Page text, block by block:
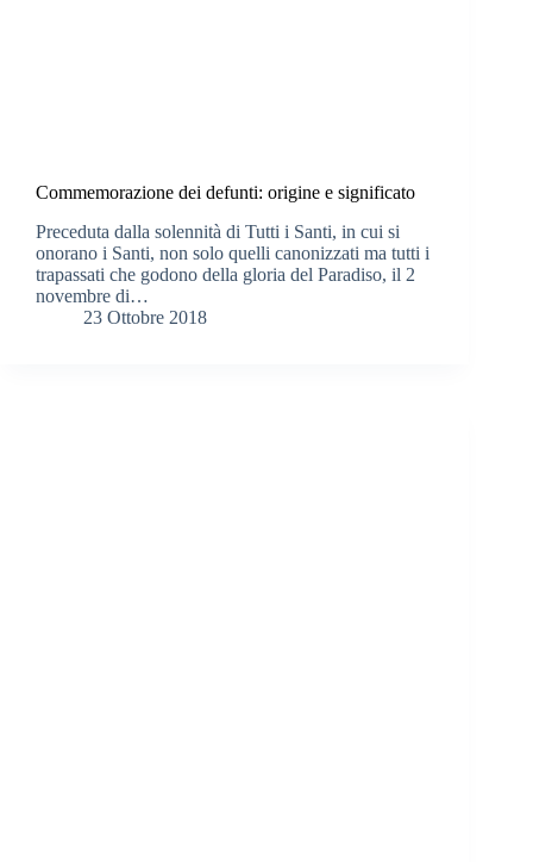
Commemorazione dei defunti: origine e significato
Preceduta dalla solennità di Tutti i Santi, in cui si
onorano i Santi, non solo quelli canonizzati ma tutti i
trapassati che godono della gloria del Paradiso, il 2
novembre di…
23 Ottobre 2018